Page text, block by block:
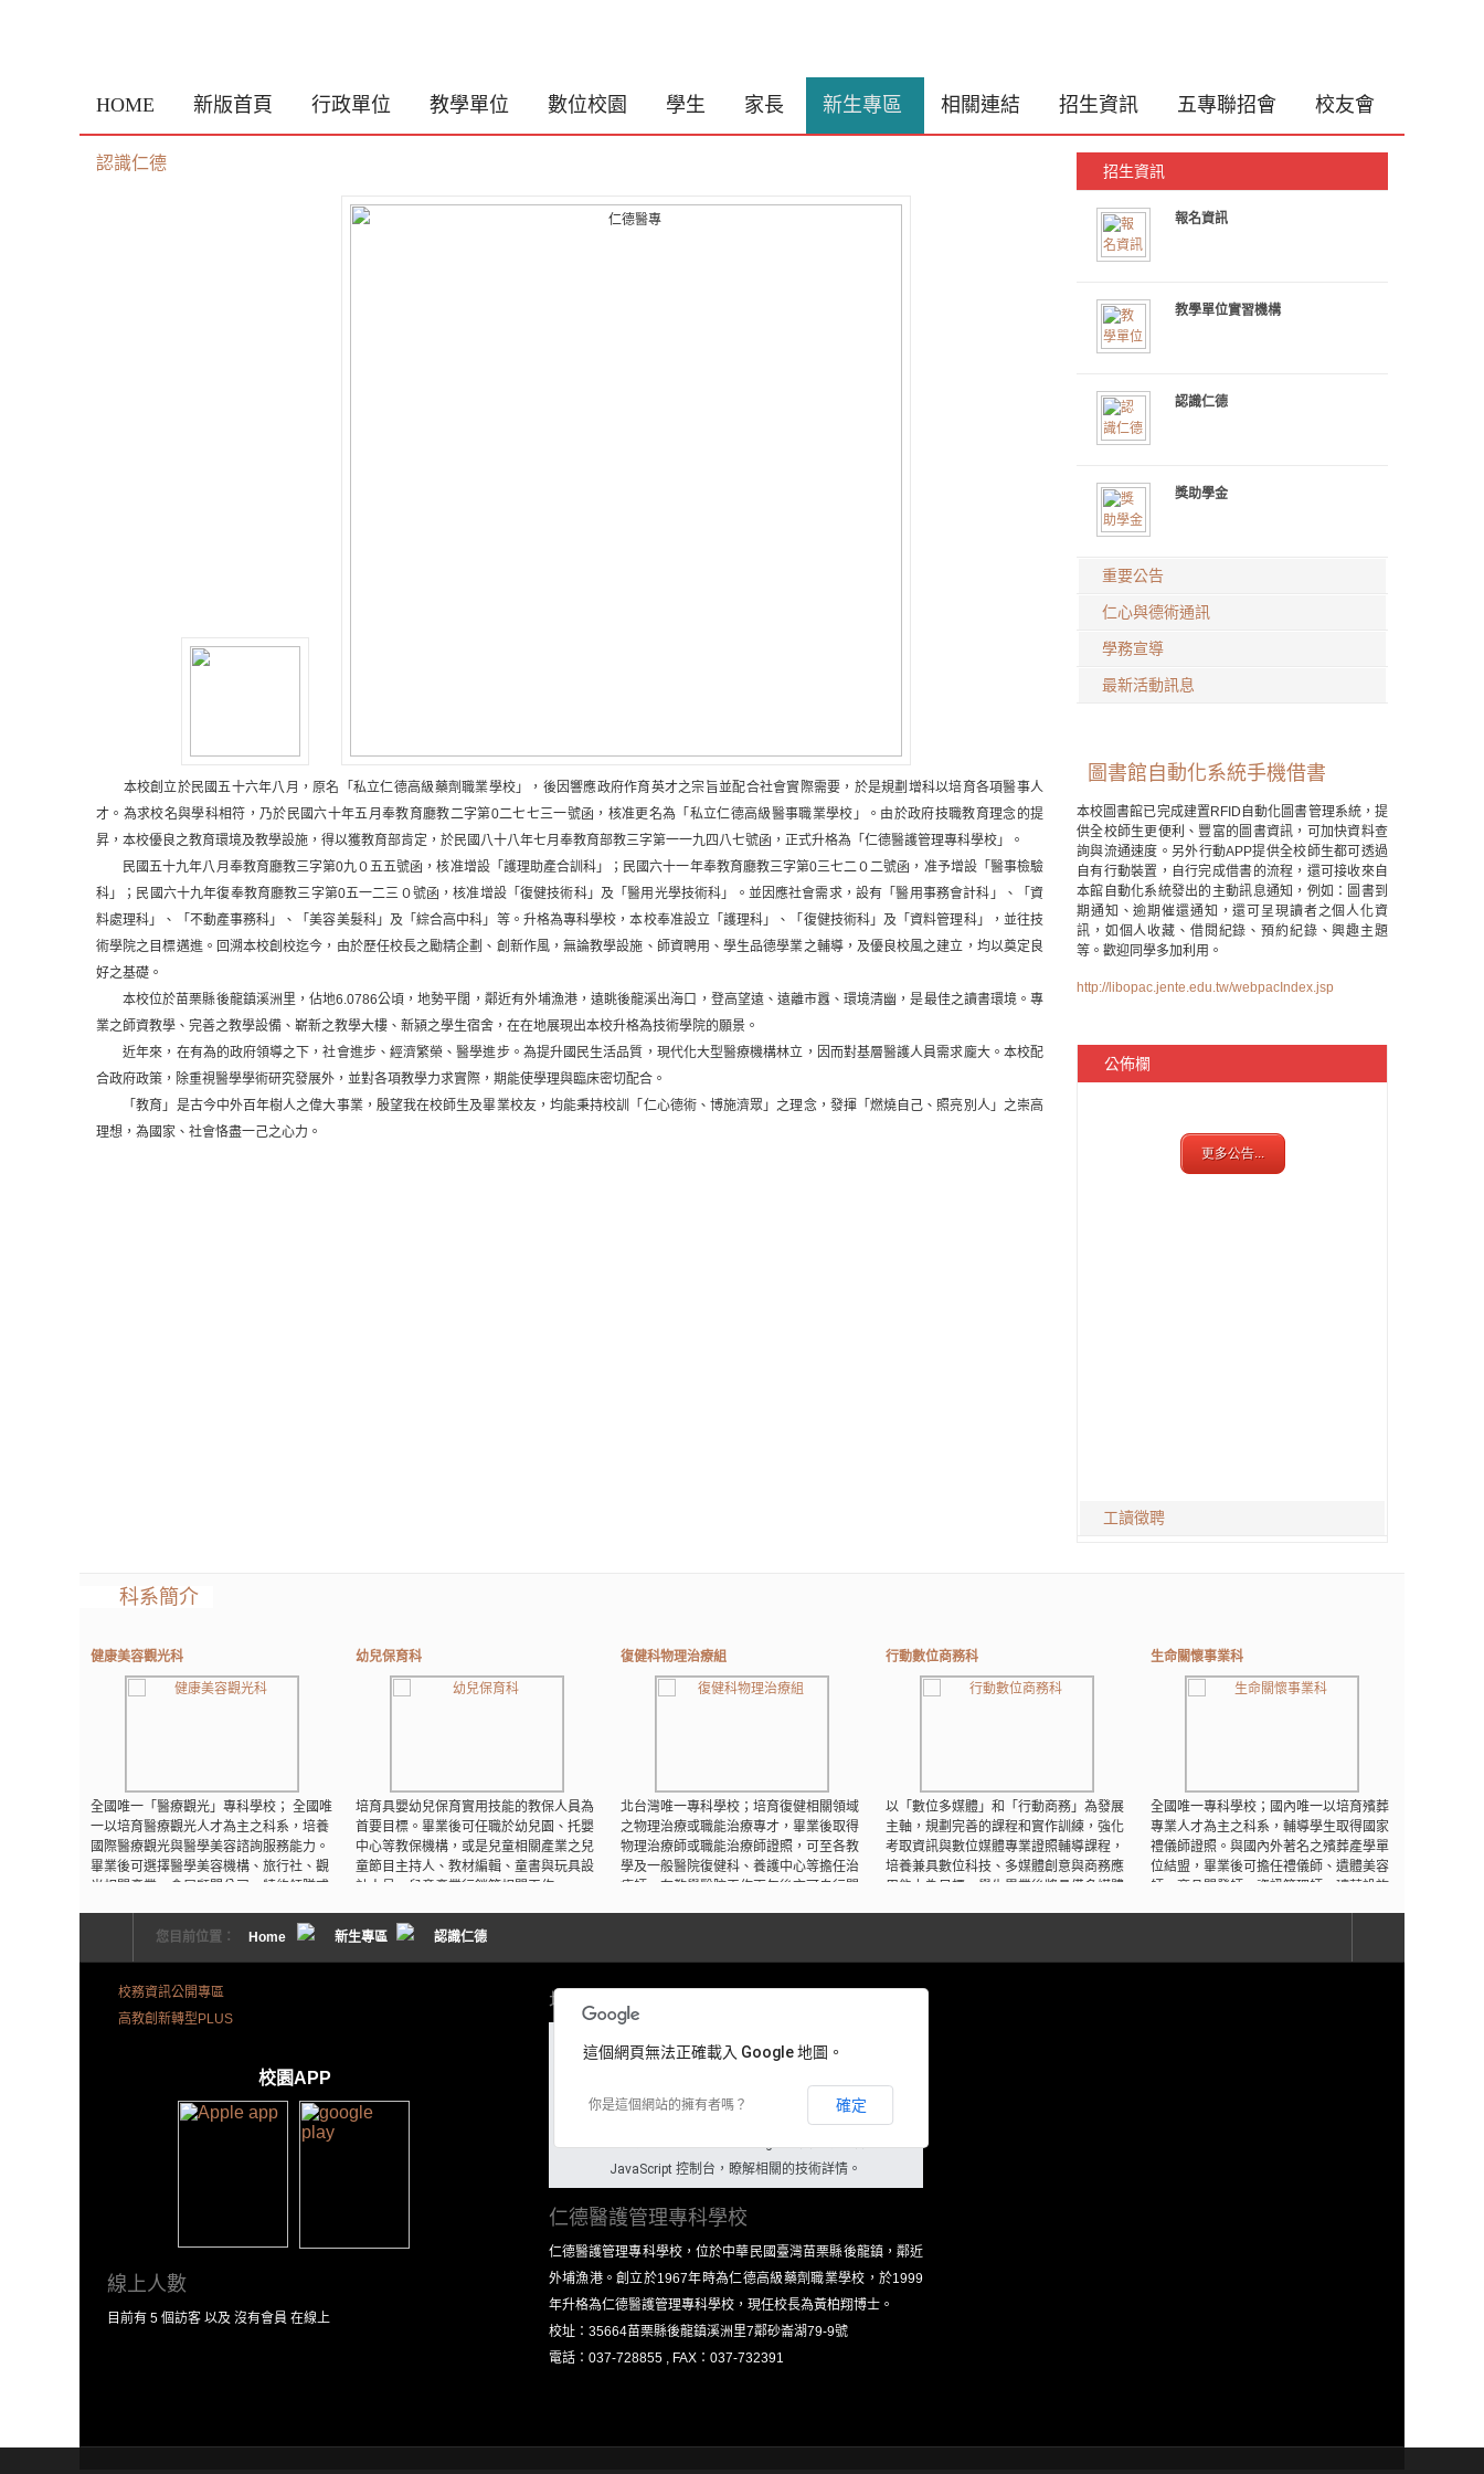
HOME 新版首頁 行政單位 教學單位 數位校園 學生 家長 新生專區 相關連結 招生資訊 五專聯招會 校友會
認識仁德
本校創立於民國五十六年八月，原名「私立仁德高級藥劑職業學校」，後因響應政府作育英才之宗旨並配合社會實際需要，於是規劃增科以培育各項醫事人
才。為求校名與學科相符，乃於民國六十年五月奉教育廳教二字第0二七七三一號函，核准更名為「私立仁德高級醫事職業學校」。由於政府技職教育理念的提
昇，本校優良之教育環境及教學設施，得以獲教育部肯定，於民國八十八年七月奉教育部教三字第一一九四八七號函，正式升格為「仁德醫護管理專科學校」。
民國五十九年八月奉教育廳教三字第0九０五五號函，核准增設「護理助產合訓科」；民國六十一年奉教育廳教三字第0三七二０二號函，准予增設「醫事檢驗
科」；民國六十九年復奉教育廳教三字第0五一二三０號函，核准增設「復健技術科」及「醫用光學技術科」。並因應社會需求，設有「醫用事務會計科」、「資
料處理科」、「不動產事務科」、「美容美髮科」及「綜合高中科」等。升格為專科學校，本校奉准設立「護理科」、「復健技術科」及「資料管理科」，並往技
術學院之目標邁進。回溯本校創校迄今，由於歷任校長之勵精企劃、創新作風，無論教學設施、師資聘用、學生品德學業之輔導，及優良校風之建立，均以奠定良
好之基礎。
本校位於苗栗縣後龍鎮溪洲里，佔地6.0786公頃，地勢平闊，鄰近有外埔漁港，遠眺後龍溪出海口，登高望遠、遠離市囂、環境清幽，是最佳之讀書環境。專
業之師資教學、完善之教學設備、嶄新之教學大樓、新潁之學生宿舍，在在地展現出本校升格為技術學院的願景。
近年來，在有為的政府領導之下，社會進步、經濟繁榮、醫學進步。為提升國民生活品質，現代化大型醫療機構林立，因而對基層醫護人員需求龐大。本校配
合政府政策，除重視醫學學術研究發展外，並對各項教學力求實際，期能使學理與臨床密切配合。
「教育」是古今中外百年樹人之偉大事業，殷望我在校師生及畢業校友，均能秉持校訓「仁心德術、博施濟眾」之理念，發揮「燃燒自己、照亮別人」之崇高
理想，為國家、社會恪盡一己之心力。
招生資訊
報名資訊
教學單位實習機構
認識仁德
獎助學金
重要公告
仁心與德術通訊
學務宣導
最新活動訊息
圖書館自動化系統手機借書
本校圖書館已完成建置RFID自動化圖書管理系統，提
供全校師生更便利、豐富的圖書資訊，可加快資料查
詢與流通速度。另外行動APP提供全校師生都可透過
自有行動裝置，自行完成借書的流程，還可接收來自
本館自動化系統發出的主動訊息通知，例如：圖書到
期通知、逾期催還通知，還可呈現讀者之個人化資
訊，如個人收藏、借閱紀錄、預約紀錄、興趣主題
等。歡迎同學多加利用。
http://libopac.jente.edu.tw/webpacIndex.jsp
公佈欄
工讀徵聘
科系簡介
健康美容觀光科
全國唯一「醫療觀光」專科學校； 全國唯
一以培育醫療觀光人才為主之科系，培養
國際醫療觀光與醫學美容諮詢服務能力。
畢業後可選擇醫學美容機構、旅行社、觀
光相關產業、會展顧問公司、特約領隊或
幼兒保育科
培育具嬰幼兒保育實用技能的教保人員為
首要目標。畢業後可任職於幼兒園、托嬰
中心等教保機構，或是兒童相關產業之兒
童節目主持人、教材編輯、童書與玩具設
計人員、兒童產業行銷等相關工作。
READ MORE
復健科物理治療組
北台灣唯一專科學校；培育復健相關領域
之物理治療或職能治療專才，畢業後取得
物理治療師或職能治療師證照，可至各教
學及一般醫院復健科、養護中心等擔任治
療師，在教學醫院工作兩年後亦可自行開
行動數位商務科
以「數位多媒體」和「行動商務」為發展
主軸，規劃完善的課程和實作訓練，強化
考取資訊與數位媒體專業證照輔導課程，
培養兼具數位科技、多媒體創意與商務應
用能力為目標。學生畢業後將具備多媒體
生命關懷事業科
全國唯一專科學校；國內唯一以培育殯葬
專業人才為主之科系，輔導學生取得國家
禮儀師證照。與國內外著名之殯葬產學單
位結盟，畢業後可擔任禮儀師、遺體美容
師、商品開發師、資訊管理師、殯葬設施
您目前位置： Home 新生專區 認識仁德
校務資訊公開專區
高教創新轉型PLUS
校園APP
線上人數
目前有 5 個訪客 以及 沒有會員 在線上
地理位置
糟糕！出了點狀況。
JavaScript 控制台，瞭解相關的技術詳情。
這個網頁無法正確載入 Google 地圖。
你是這個網站的擁有者嗎？ 確定
仁德醫護管理專科學校
仁德醫護管理專科學校，位於中華民國臺灣苗栗縣後龍鎮，鄰近
外埔漁港。創立於1967年時為仁德高級藥劑職業學校，於1999
年升格為仁德醫護管理專科學校，現任校長為黃柏翔博士。
校址：35664苗栗縣後龍鎮溪洲里7鄰砂崙湖79-9號
電話：037-728855 , FAX：037-732391